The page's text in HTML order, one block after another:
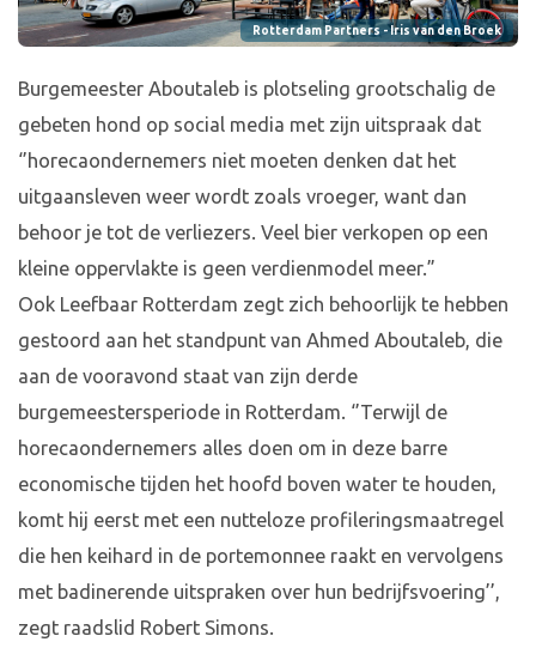
Rotterdam Partners - Iris van den Broek
Burgemeester Aboutaleb is plotseling grootschalig de
gebeten hond op social media met zijn uitspraak dat
‘’horecaondernemers niet moeten denken dat het
uitgaansleven weer wordt zoals vroeger, want dan
behoor je tot de verliezers. Veel bier verkopen op een
kleine oppervlakte is geen verdienmodel meer.”
Ook Leefbaar Rotterdam zegt zich behoorlijk te hebben
gestoord aan het standpunt van Ahmed Aboutaleb, die
aan de vooravond staat van zijn derde
burgemeestersperiode in Rotterdam. ‘’Terwijl de
horecaondernemers alles doen om in deze barre
economische tijden het hoofd boven water te houden,
komt hij eerst met een nutteloze profileringsmaatregel
die hen keihard in de portemonnee raakt en vervolgens
met badinerende uitspraken over hun bedrijfsvoering’’,
zegt raadslid Robert Simons.